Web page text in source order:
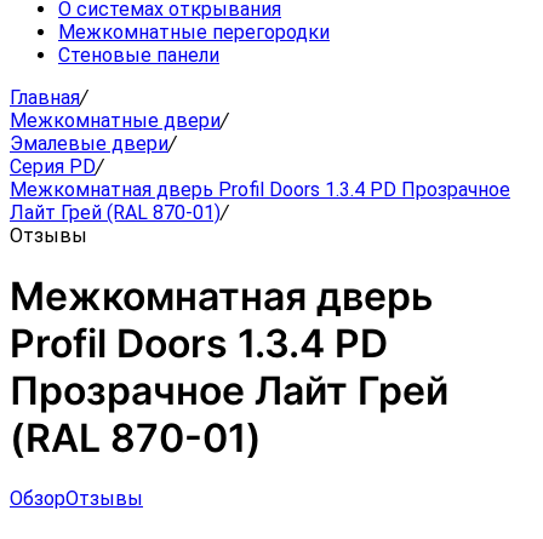
О системах открывания
Межкомнатные перегородки
Стеновые панели
Главная/
Межкомнатные двери/
Эмалевые двери/
Серия PD/
Межкомнатная дверь Profil Doors 1.3.4 PD Прозрачное
Лайт Грей (RAL 870-01)/
Отзывы
Межкомнатная дверь
Profil Doors 1.3.4 PD
Прозрачное Лайт Грей
(RAL 870-01)
ОбзорОтзывы